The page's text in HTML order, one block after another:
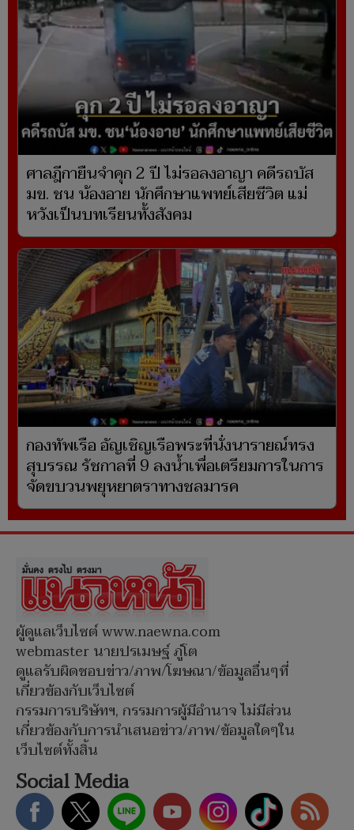
ศาลฎีกายืนจำคุก 2 ปี ไม่รอลงอาญา คดีรถบัส
มข. ชน น้องอาย นักศึกษาแพทย์เสียชีวิต แม่
หวังเป็นบทเรียนทั้งสังคม
กองทัพเรือ อัญเชิญเรือพระที่นั่งนารายณ์ทรง
สุบรรณ รัชกาลที่ 9 ลงน้ำเพื่อเตรียมการในการ
จัดขบวนพยุหยาตราทางชลมารค
ผู้ดูแลเว็บไซต์ www.naewna.com
webmaster นายปรเมษฐ์ ภู่โต
ดูแลรับผิดชอบข่าว/ภาพ/โฆษณา/ข้อมูลอื่นๆที่
เกี่ยวข้องกับเว็บไซต์
กรรมการบริษัทฯ, กรรมการผู้มีอำนาจ ไม่มีส่วน
เกี่ยวข้องกับการนำเสนอข่าว/ภาพ/ข้อมูลใดๆใน
เว็บไซต์ทั้งสิ้น
Social Media